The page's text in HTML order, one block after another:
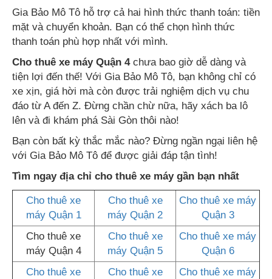
Gia Bảo Mô Tô hỗ trợ cả hai hình thức thanh toán: tiền
mặt và chuyển khoản. Bạn có thể chọn hình thức
thanh toán phù hợp nhất với mình.
Cho thuê xe máy Quận 4chưa bao giờ dễ dàng và
tiện lợi đến thế! Với Gia Bảo Mô Tô, bạn không chỉ có
xe xịn, giá hời mà còn được trải nghiệm dịch vụ chu
đáo từ A đến Z. Đừng chần chừ nữa, hãy xách ba lô
lên và đi khám phá Sài Gòn thôi nào!
Bạn còn bất kỳ thắc mắc nào? Đừng ngần ngại liên hệ
với Gia Bảo Mô Tô để được giải đáp tận tình!
Tìm ngay địa chỉ cho thuê xe máy gần bạn nhất
Cho thuê xe
máy Quận 1
Cho thuê xe
máy Quận 2
Cho thuê xe máy
Quận 3
Cho thuê xe
máy Quận 4
Cho thuê xe
máy Quận 5
Cho thuê xe máy
Quận 6
Cho thuê xe
Cho thuê xe
Cho thuê xe máy